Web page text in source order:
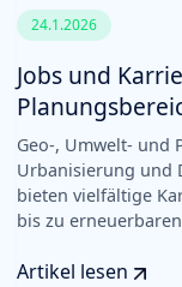
24.1.2026
Jobs und
Geo-, Umwelt- und
Urbanisierung und
bieten vielfältige
bis zu
Artikel lesen